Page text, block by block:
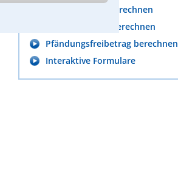
Prozesskosten berechnen
Gerichtskosten berechnen
Pfändungsfreibetrag berechnen
Interaktive Formulare